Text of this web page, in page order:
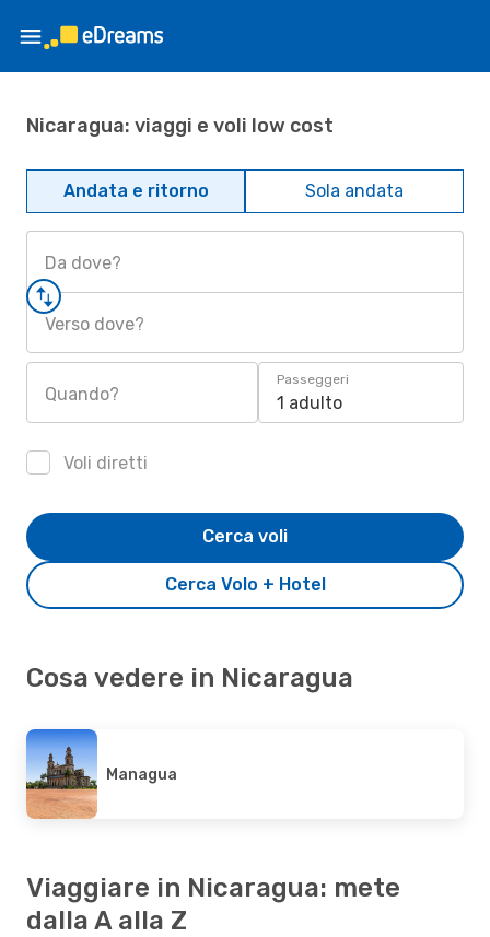
Nicaragua: viaggi e voli low cost
Andata e ritorno Sola andata
Da dove?
Verso dove?
Quando?
Passeggeri
1 adulto
Voli diretti
Cerca Volo + Hotel
Cerca voli
Cosa vedere in Nicaragua
Managua
Viaggiare in Nicaragua: mete
dalla A alla Z